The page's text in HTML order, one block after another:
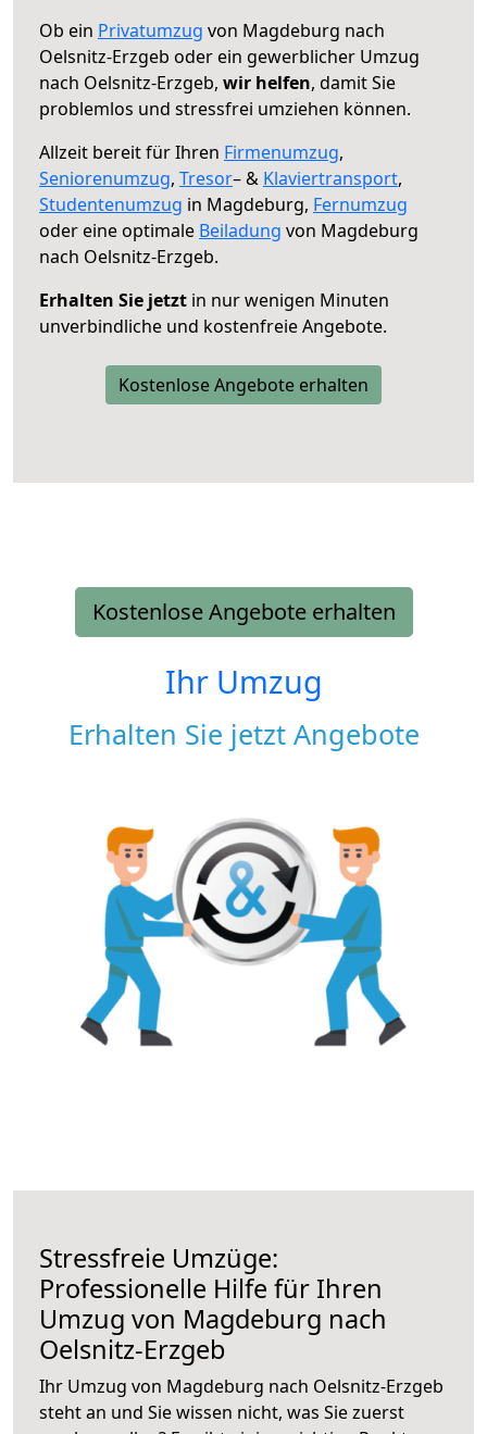
Ob ein Privatumzug von Magdeburg nach
Oelsnitz-Erzgeb oder ein gewerblicher Umzug
nach Oelsnitz-Erzgeb, wir helfen, damit Sie
problemlos und stressfrei umziehen können.
Allzeit bereit für Ihren Firmenumzug,
Seniorenumzug, Tresor– & Klaviertransport,
Studentenumzug in Magdeburg, Fernumzug
oder eine optimale Beiladung von Magdeburg
nach Oelsnitz-Erzgeb.
Erhalten Sie jetzt in nur wenigen Minuten
unverbindliche und kostenfreie Angebote.
Kostenlose Angebote erhalten
Kostenlose Angebote erhalten
Ihr Umzug
Erhalten Sie jetzt Angebote
Stressfreie Umzüge:
Professionelle Hilfe für Ihren
Umzug von Magdeburg nach
Oelsnitz-Erzgeb
Ihr Umzug von Magdeburg nach Oelsnitz-Erzgeb
steht an und Sie wissen nicht, was Sie zuerst